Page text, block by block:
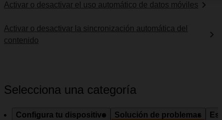
Activar o desactivar el uso automático de datos móviles
Activar o desactivar la sincronización automática del
contenido
Selecciona una categoría
Configura tu dispositivo Solución de problemas